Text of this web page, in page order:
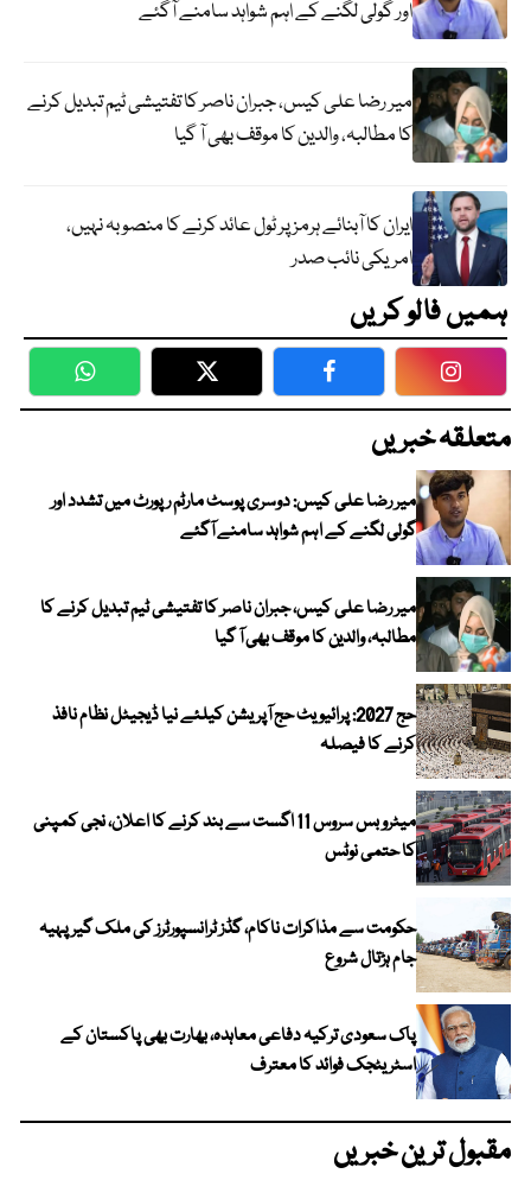
اور گولی لگنے کے اہم شواہد سامنے آگئے
میر رضا علی کیس، جبران ناصر کا تفتیشی ٹیم تبدیل کرنے
کا مطالبہ، والدین کا موقف بھی آ گیا
ایران کا آبنائے ہرمز پر ٹول عائد کرنے کا منصوبہ نہیں،
امریکی نائب صدر
ہمیں فالو کریں
WhatsApp Twitter Facebook
متعلقہ خبریں
میر رضا علی کیس: دوسری پوسٹ مارٹم رپورٹ میں تشدد اور
گولی لگنے کے اہم شواہد سامنے آگئے
میر رضا علی کیس، جبران ناصر کا تفتیشی ٹیم تبدیل کرنے کا
مطالبہ، والدین کا موقف بھی آ گیا
حج 2027: پرائیویٹ حج آپریشن کیلئے نیا ڈیجیٹل نظام نافذ
کرنے کا فیصلہ
میٹرو بس سروس 11 اگست سے بند کرنے کا اعلان، نجی کمپنی
کا حتمی نوٹس
حکومت سے مذاکرات ناکام، گڈز ٹرانسپورٹرز کی ملک گیر پہیہ
جام ہڑتال شروع
پاک سعودی ترکیہ دفاعی معاہدہ، بھارت بھی پاکستان کے
اسٹریٹجک فوائد کا معترف
مقبول ترین خبریں